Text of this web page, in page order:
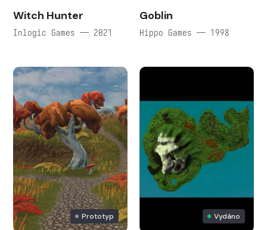
Witch Hunter
Inlogic Games — 2021
Goblin
Hippo Games — 1998
Prototyp Vydáno